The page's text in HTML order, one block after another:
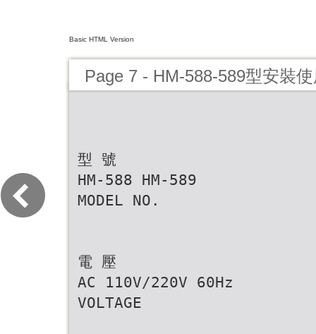
Basic HTML Version
Page 7 - HM-588-589型安裝
型 號
HM-588 HM-589
MODEL NO.
電 壓
AC 110V/220V 60Hz
VOLTAGE